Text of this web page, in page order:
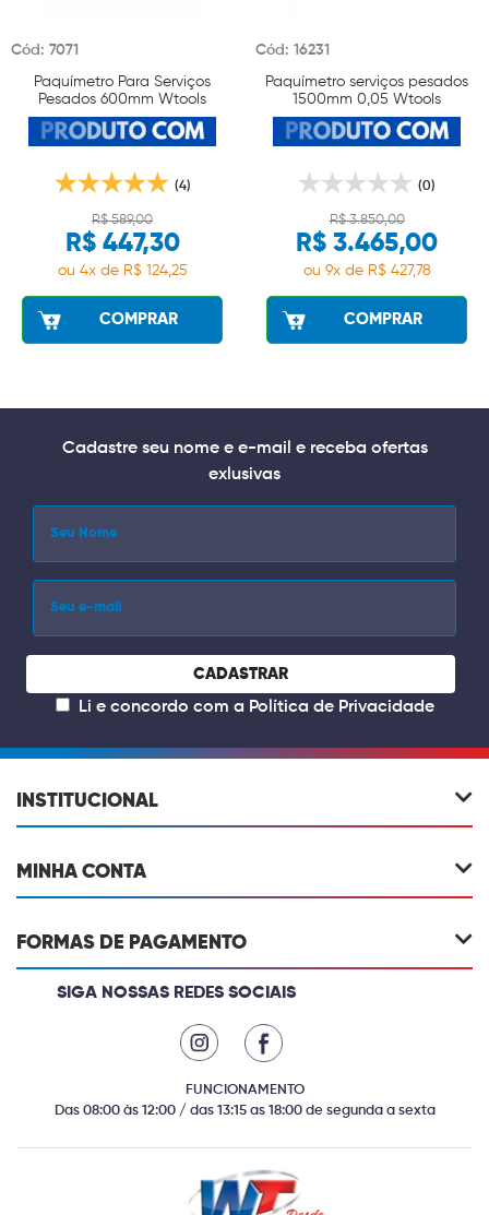
Cód: 7071
Paquímetro Para Serviços
Pesados 600mm Wtools
(4)
R$ 589,00
R$ 447,30
ou 4x de R$ 124,25
COMPRAR
Cód: 16231
Paquímetro serviços pesados
1500mm 0,05 Wtools
(0)
R$ 3.850,00
R$ 3.465,00
ou 9x de R$ 427,78
COMPRAR
Cadastre seu nome e e-mail e receba ofertas
exlusivas
CADASTRAR
Li e concordo com a Política de Privacidade
INSTITUCIONAL
MINHA CONTA
FORMAS DE PAGAMENTO
SIGA NOSSAS REDES SOCIAIS
FUNCIONAMENTO
Das 08:00 às 12:00 / das 13:15 as 18:00 de segunda a sexta